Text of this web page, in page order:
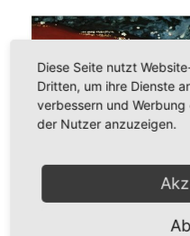
Diese Seite nutzt
Dritten, um ihre Dienste
verbessern und
der Nutzer anzuzeigen.